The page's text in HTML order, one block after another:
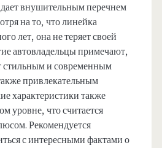
внушительным перечнем
на то, что линейка
лет, она не теряет своей
автовладельцы примечают,
стильным и современным
привлекательным
характеристики также
уровне, что считается
Рекомендуется
с интересными фактами о